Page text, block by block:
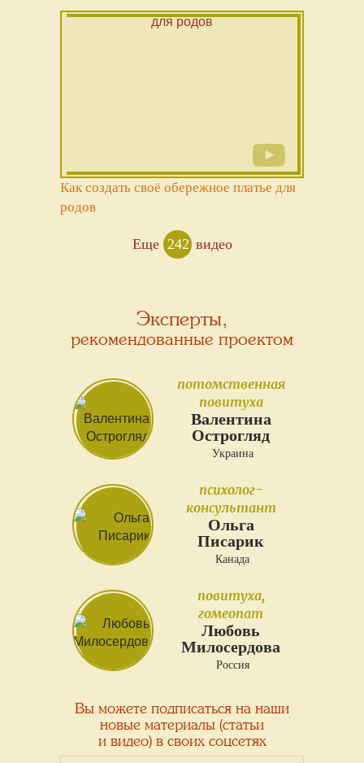
Как создать своё обережное платье для
родов
Еще 242видео
Эксперты,
рекомендованные проектом
потомственная
повитуха
Валентина
Острогляд
Украина
психолог-
консультант
Ольга
Писарик
Канада
повитуха,
гомеопат
Любовь
Милосердова
Россия
Вы можете подписаться на наши
новые материалы (статьи
и видео) в своих соцсетях